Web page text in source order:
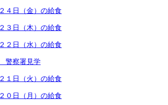
４日（金）の給食
３日（木）の給食
２日（水）の給食
警察署見学
１日（火）の給食
０日（月）の給食